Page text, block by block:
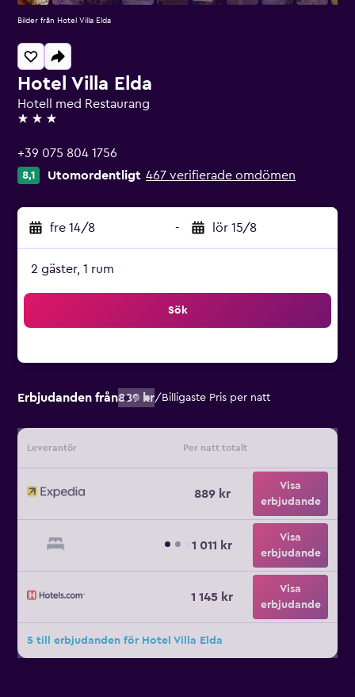
Hotel Villa Elda
Hotell med Restaurang
3 stjärnor
+39 075 804 1756
8,1 Utomordentligt 467 verifierade omdömen
fre 14/8 - lör 15/8
2 gäster, 1 rum
Sök
Erbjudanden från889 kr/ Billigaste Pris per natt
Leverantör Per natt totalt
889 kr
Visa
erbjudande
1 011 kr
Visa
erbjudande
1 145 kr
Visa
erbjudande
5 till erbjudanden för Hotel Villa Elda
Bilder från Hotel Villa Elda